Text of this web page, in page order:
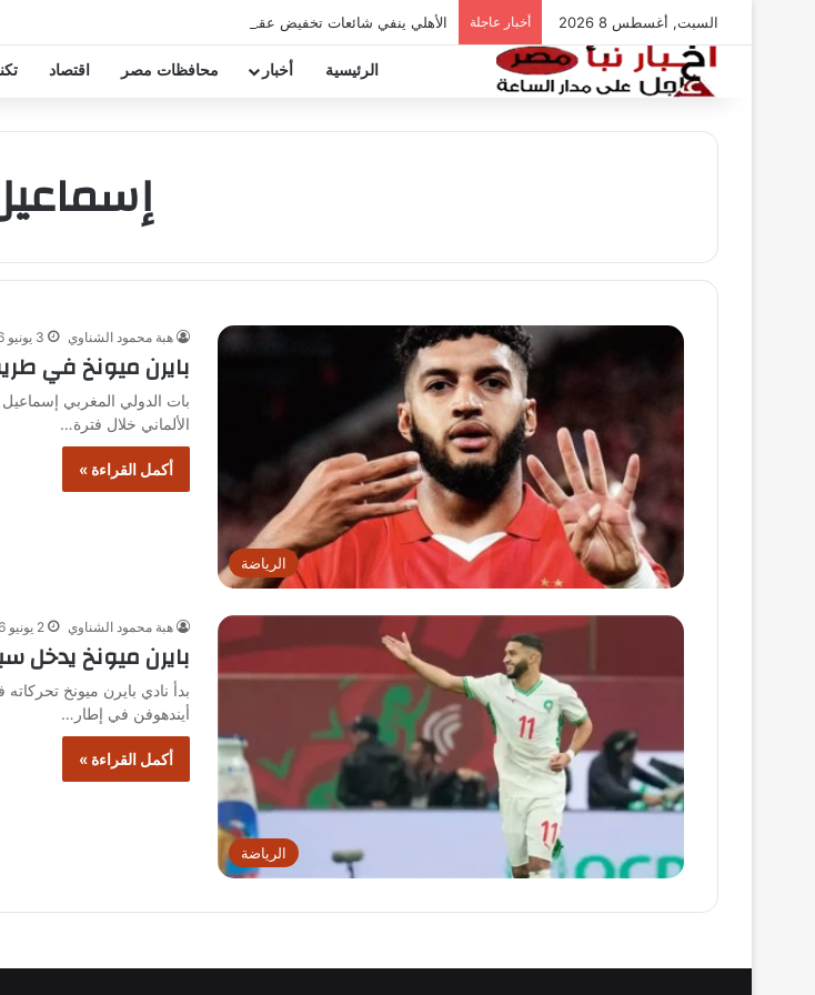
السبت, أغسطس 8 2026 أخبار عاجلة الأهلي ينفي شائعات تخفيض عقود زيزو والشناوي
الرئيسية أخبار محافظات مصر اقتصاد
الرياضة
هبة محمود الشناوي 3 يونيو 2026
بايرن ميونخ في
بات الدولي المغربي
الألماني خلال فترة…
أكمل القراءة »
الرياضة
هبة محمود الشناوي 2 يونيو 2026
بايرن ميونخ يدخل
بدأ نادي بايرن ميونخ
أيندهوفن في إطار…
أكمل القراءة »